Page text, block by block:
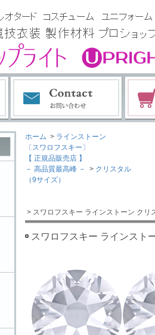
ホーム > ラインストーン
〔スワロフスキー〕
【 正規品販売店 】
－ 高品質最高峰 －
> クリスタル
（9サイズ）
> スワロフスキー ラインストーン クリ
スワロフスキー ラインスト